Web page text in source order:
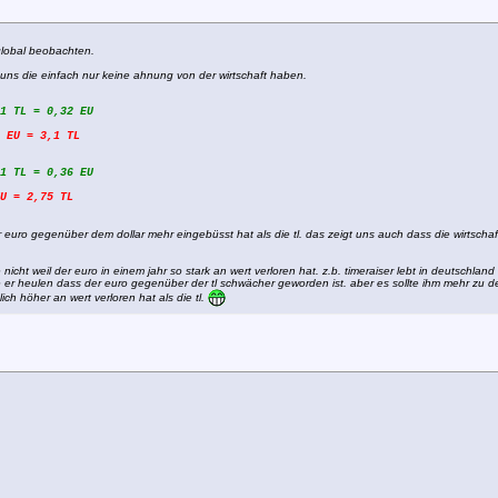
beobachten.
die einfach nur keine ahnung von der wirtschaft haben.
TL = 0,32 EU
EU = 3,1 TL
TL = 0,36 EU
= 2,75 TL
gegenüber dem dollar mehr eingebüsst hat als die tl. das zeigt uns auch dass die
weil der euro in einem jahr so stark an wert verloren hat. z.b. timeraiser lebt in
er heulen dass der euro gegenüber der tl schwächer geworden ist. aber es sollte ihm mehr zu
höher an wert verloren hat als die tl.